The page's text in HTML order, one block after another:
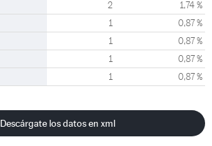
2 1,74 %
1 0,87 %
1 0,87 %
1 0,87 %
1 0,87 %
Descárgate los datos en xml